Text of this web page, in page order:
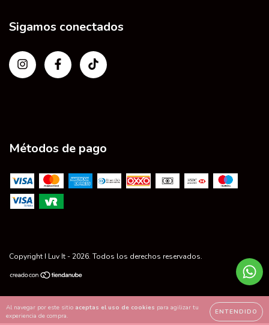
Al navegar por este sitio aceptas el uso de cookies para agilizar tu
experiencia de compra.
ENTENDIDO
Sigamos conectados
Métodos de pago
Copyright I Luv It - 2026. Todos los derechos reservados.